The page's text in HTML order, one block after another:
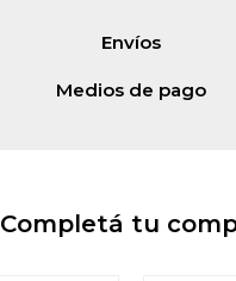
Envíos
Medios de pago
Completá tu